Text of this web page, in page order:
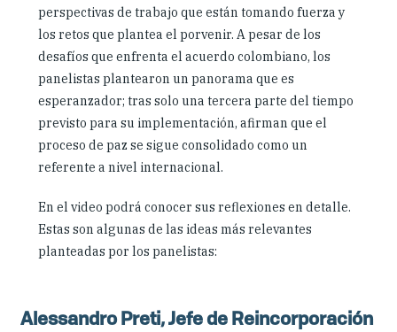
perspectivas de trabajo que están tomando fuerza y
los retos que plantea el porvenir. A pesar de los
desafíos que enfrenta el acuerdo colombiano, los
panelistas plantearon un panorama que es
esperanzador; tras solo una tercera parte del tiempo
previsto para su implementación, afirman que el
proceso de paz se sigue consolidado como un
referente a nivel internacional.
En el video podrá conocer sus reflexiones en detalle.
Estas son algunas de las ideas más relevantes
planteadas por los panelistas:
Alessandro Preti, Jefe de Reincorporación